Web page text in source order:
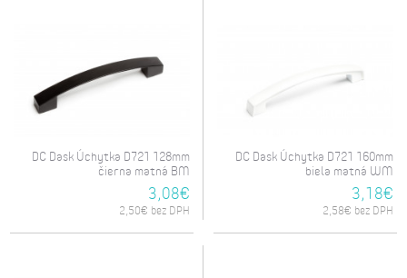
DC Dask Úchytka D721 128mm
čierna matná BM
3,08€
2,50€ bez DPH
DC Dask Úchytka D721 160mm
biela matná WM
3,18€
2,58€ bez DPH